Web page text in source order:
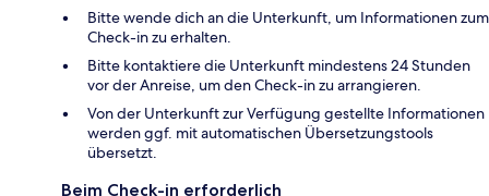
Bitte wende dich an die Unterkunft, um Informationen zum
Check-in zu erhalten.
Bitte kontaktiere die Unterkunft mindestens 24 Stunden
vor der Anreise, um den Check-in zu arrangieren.
Von der Unterkunft zur Verfügung gestellte Informationen
werden ggf. mit automatischen Übersetzungstools
übersetzt.
Beim Check-in erforderlich